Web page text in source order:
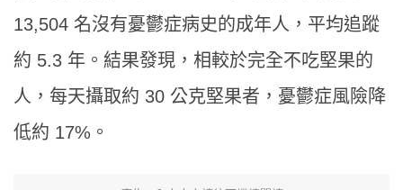
13,504 名沒有憂鬱症病史的成年人，平均追蹤
約 5.3 年。結果發現，相較於完全不吃堅果的
人，每天攝取約 30 公克堅果者，憂鬱症風險降
低約 17%。